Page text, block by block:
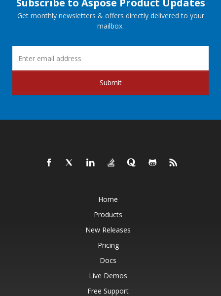
Subscribe to Aspose Product Updates
Get monthly newsletters & offers directly delivered to your
mailbox.
Submit
Home
Products
New Releases
Pricing
Docs
Live Demos
Free Support